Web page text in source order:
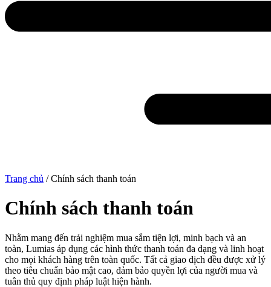
Trang chủ / Chính sách thanh toán
Chính sách thanh toán
Nhằm mang đến trải nghiệm mua sắm tiện lợi, minh bạch và an
toàn, Lumias áp dụng các hình thức thanh toán đa dạng và linh hoạt
cho mọi khách hàng trên toàn quốc. Tất cả giao dịch đều được xử lý
theo tiêu chuẩn bảo mật cao, đảm bảo quyền lợi của người mua và
tuân thủ quy định pháp luật hiện hành.